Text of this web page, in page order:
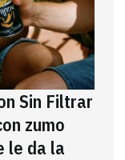
Sin Filtrar
zumo
le da la